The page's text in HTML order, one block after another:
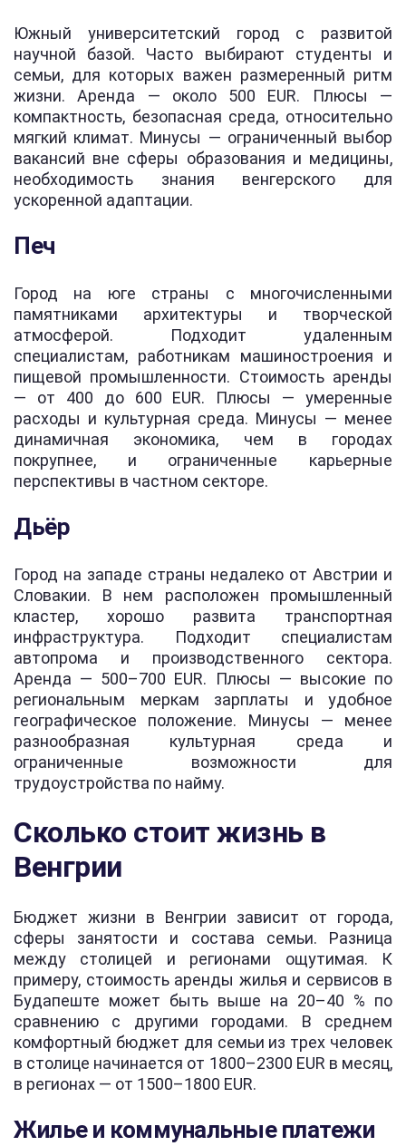
Южный университетский город с развитой
научной базой. Часто выбирают студенты и
семьи, для которых важен размеренный ритм
жизни. Аренда — около 500 EUR. Плюсы —
компактность, безопасная среда, относительно
мягкий климат. Минусы — ограниченный выбор
вакансий вне сферы образования и медицины,
необходимость знания венгерского для
ускоренной адаптации.
Печ
Город на юге страны с многочисленными
памятниками архитектуры и творческой
атмосферой. Подходит удаленным
специалистам, работникам машиностроения и
пищевой промышленности. Стоимость аренды
— от 400 до 600 EUR. Плюсы — умеренные
расходы и культурная среда. Минусы — менее
динамичная экономика, чем в городах
покрупнее, и ограниченные карьерные
перспективы в частном секторе.
Дьёр
Город на западе страны недалеко от Австрии и
Словакии. В нем расположен промышленный
кластер, хорошо развита транспортная
инфраструктура. Подходит специалистам
автопрома и производственного сектора.
Аренда — 500–700 EUR. Плюсы — высокие по
региональным меркам зарплаты и удобное
географическое положение. Минусы — менее
разнообразная культурная среда и
ограниченные возможности для
трудоустройства по найму.
Сколько стоит жизнь в
Венгрии
Бюджет жизни в Венгрии зависит от города,
сферы занятости и состава семьи. Разница
между столицей и регионами ощутимая. К
примеру, стоимость аренды жилья и сервисов в
Будапеште может быть выше на 20–40 % по
сравнению с другими городами. В среднем
комфортный бюджет для семьи из трех человек
в столице начинается от 1800–2300 EUR в месяц,
в регионах — от 1500–1800 EUR.
Жилье и коммунальные платежи